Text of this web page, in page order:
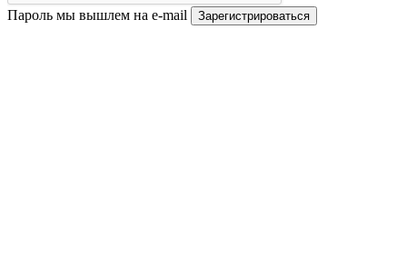
Пароль мы вышлем на e-mail Зарегистрироваться